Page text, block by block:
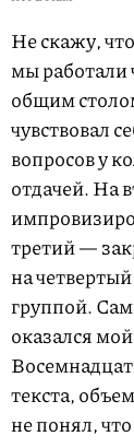
Не скажу,
мы работали
общим
чувствовал
вопросов у
отдачей. На
третий —
на
группой.
оказался
текста,
не понял,